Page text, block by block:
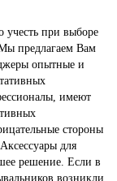
учесть при выборе
предлагаем Вам
опытные и
имеют
стороны
для
решение. Если в
возникли